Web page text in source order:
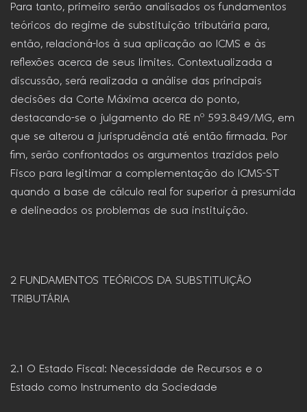
Para tanto, primeiro serão analisados os fundamentos
teóricos do regime de substituição tributária para,
então, relacioná-los à sua aplicação ao ICMS e às
reflexões acerca de seus limites. Contextualizada a
discussão, será realizada a análise das principais
decisões da Corte Máxima acerca do ponto,
destacando-se o julgamento do RE nº 593.849/MG, em
que se alterou a jurisprudência até então firmada. Por
fim, serão confrontados os argumentos trazidos pelo
Fisco para legitimar a complementação do ICMS-ST
quando a base de cálculo real for superior à presumida
e delineados os problemas de sua instituição.
2 FUNDAMENTOS TEÓRICOS DA SUBSTITUIÇÃO
TRIBUTÁRIA
2.1 O Estado Fiscal: Necessidade de Recursos e o
Estado como Instrumento da Sociedade